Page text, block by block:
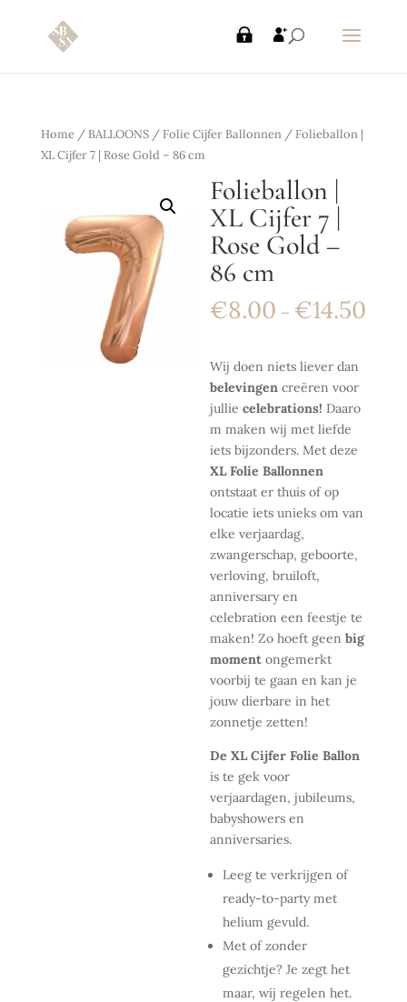
Home/ BALLOONS/ Folie Cijfer Ballonnen/ Folieballon |
XL Cijfer 7 | Rose Gold – 86 cm
Folieballon |
XL Cijfer 7 |
Rose Gold –
86 cm
€8.00 – €14.50
Wij doen niets liever dan
belevingen creëren voor
julliecelebrations! Daaro
m maken wij met liefde
iets bijzonders. Met deze
XL Folie Ballonnen
ontstaat er thuis of op
locatie iets unieks om van
elke verjaardag,
zwangerschap, geboorte,
verloving, bruiloft,
anniversary en
celebration een feestje te
maken! Zo hoeft geenbig
moment ongemerkt
voorbij te gaan en kan je
jouw dierbare in het
zonnetje zetten!
De XL Cijfer Folie Ballon
is te gek voor
verjaardagen, jubileums,
babyshowers en
anniversaries.
Leeg te verkrijgen of
ready-to-party met
helium gevuld.
Met of zonder
gezichtje? Je zegt het
maar, wij regelen het.